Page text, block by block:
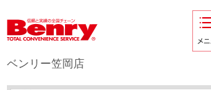
採用情報
店舗からのお知らせ
ベンリー笠岡店